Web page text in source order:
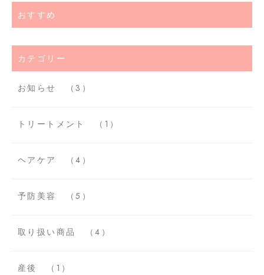
おすすめ
カテゴリー
お知らせ （3）
トリートメント （1）
ヘアケア （4）
予防美容 （5）
取り扱い商品 （4）
産後 （1）